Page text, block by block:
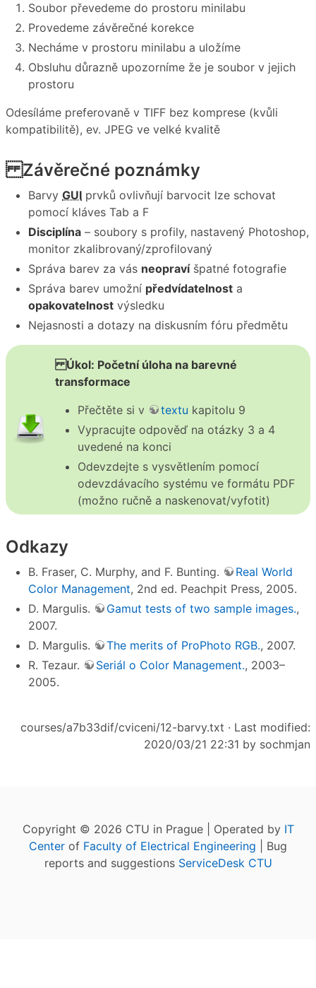
Soubor převedeme do prostoru minilabu
Provedeme závěrečné korekce
Necháme v prostoru minilabu a uložíme
Obsluhu důrazně upozorníme že je soubor v jejich
prostoru
Odesíláme preferovaně v TIFF bez komprese (kvůli
kompatibilitě), ev. JPEG ve velké kvalitě
Závěrečné poznámky
Barvy GUI prvků ovlivňují barvocit lze schovat
pomocí kláves Tab a F
Disciplína – soubory s profily, nastavený Photoshop,
monitor zkalibrovaný/zprofilovaný
Správa barev za vás neopravíšpatné fotografie
Správa barev umožní předvídatelnost a
opakovatelnost výsledku
Nejasnosti a dotazy na diskusním fóru předmětu
Úkol: Početní úloha na barevné
transformace
Přečtěte si v
textu kapitolu 9
Vypracujte odpověď na otázky 3 a 4
uvedené na konci
Odevzdejte s vysvětlením pomocí
odevzdávacího systému ve formátu PDF
(možno ručně a naskenovat/vyfotit)
Odkazy
B. Fraser, C. Murphy, and F. Bunting.
Real World
Color Management, 2nd ed. Peachpit Press, 2005.
D. Margulis.
Gamut tests of two sample images.,
2007.
D. Margulis.
The merits of ProPhoto RGB., 2007.
R. Tezaur.
Seriál o Color Management., 2003–
2005.
courses/a7b33dif/cviceni/12-barvy.txt · Last modified:
2020/03/21 22:31 by sochmjan
Copyright © 2026 CTU in Prague | Operated by IT
Center of Faculty of Electrical Engineering | Bug
reports and suggestions ServiceDesk CTU